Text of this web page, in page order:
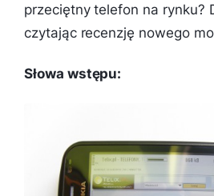
przeciętny telefon na rynku?
czytając recenzję nowego
Słowa wstępu: